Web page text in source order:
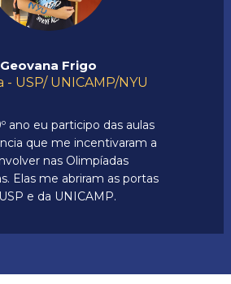
Geovana Frigo
- USP/ UNICAMP/NYU
ano eu participo das aulas
que me incentivaram a
nas Olimpíadas
Elas me abriram as portas
e da UNICAMP.